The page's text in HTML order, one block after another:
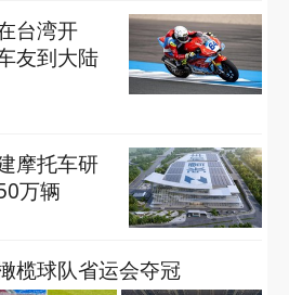
台湾开
友到大陆
摩托车研
万辆
榄球队省运会夺冠